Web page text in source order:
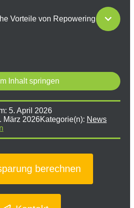
Vorteile von Repowering
Inhalt springen
5. April 2026
März 2026Kategorie(n): News
berechnen